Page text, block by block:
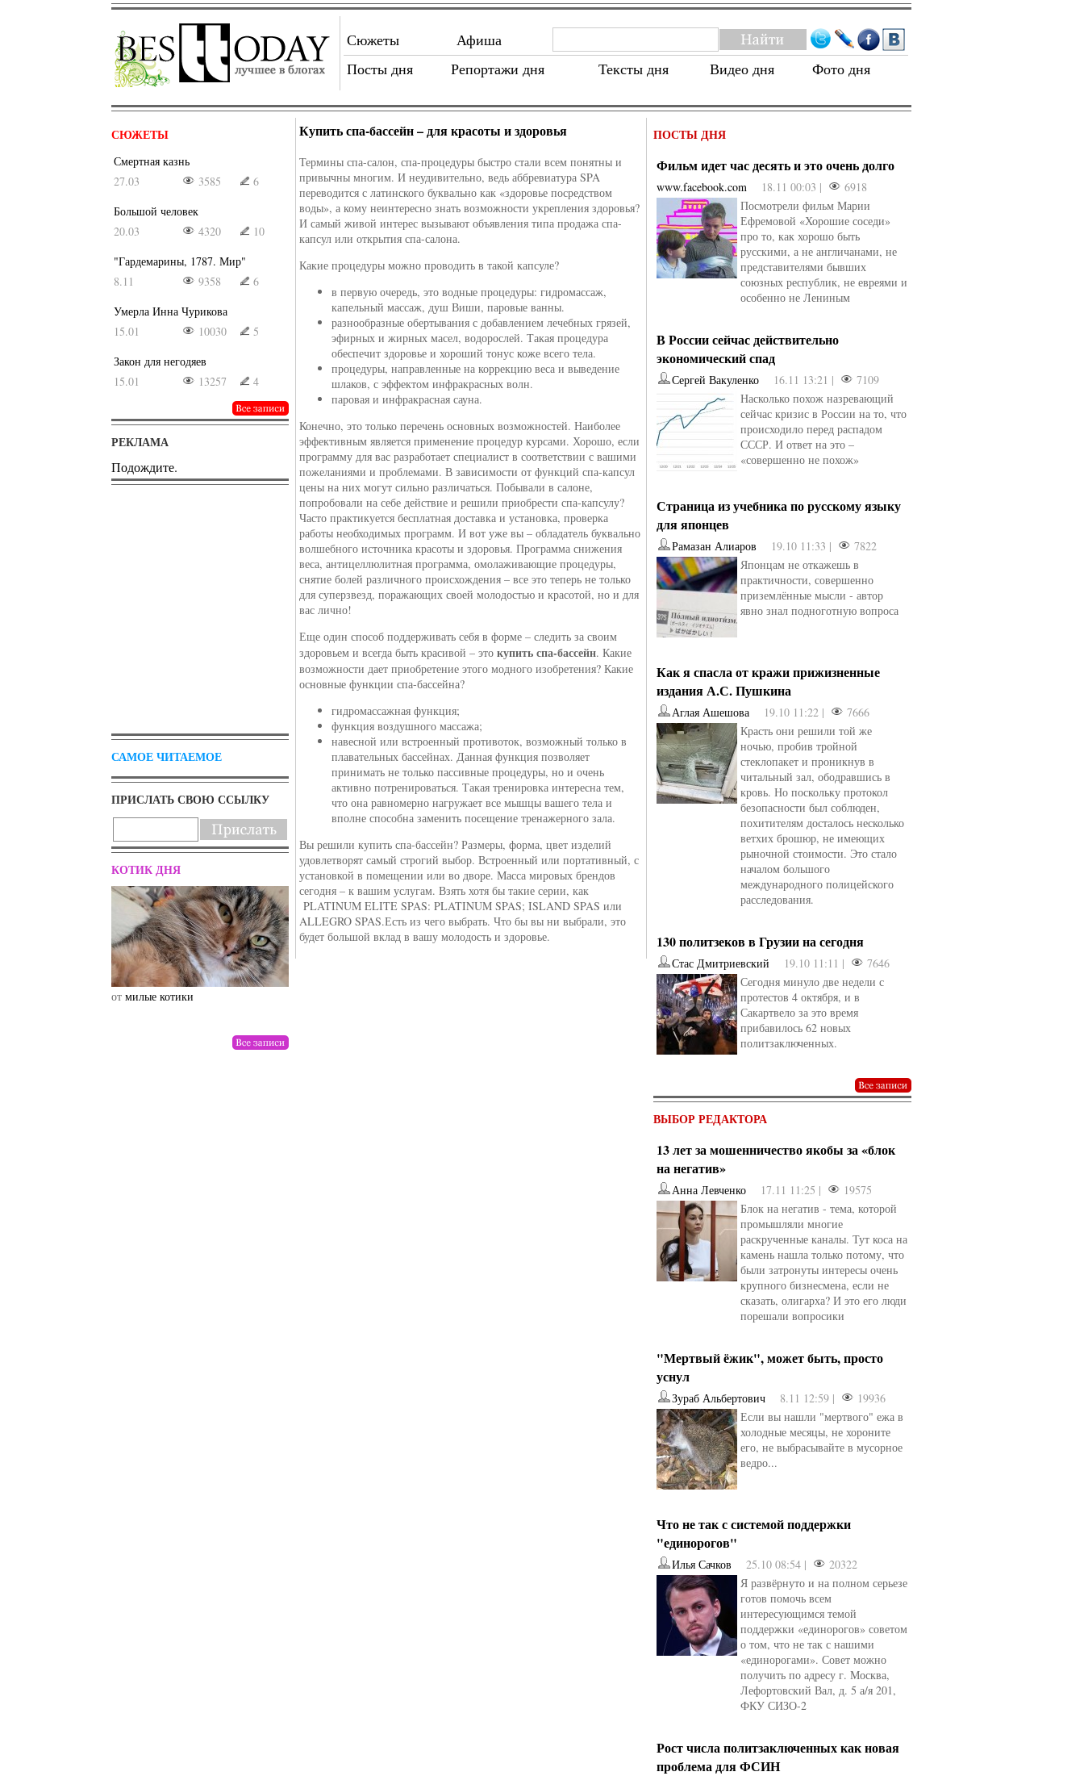
Сюжеты
Афиша
Посты дня
Репортажи дня Тексты дня Видео дня Фото дня
СЮЖЕТЫ
Смертная казнь
27.03
3585
6
Большой человек
20.03
4320
10
"Гардемарины, 1787. Мир"
8.11
9358
6
Умерла Инна Чурикова
15.01
10030
5
Закон для негодяев
15.01
13257 4
РЕКЛАМА
Подождите.
САМОЕ ЧИТАЕМОЕ
ПРИСЛАТЬ СВОЮ ССЫЛКУ
КОТИК ДНЯ
отмилые котики от Ирина Иновели от kotyaravesel
Купить спа-бассейн – для красоты и здоровья
Термины спа-салон, спа-процедуры быстро стали всем понятны и
привычны многим. И неудивительно, ведь аббревиатура SPA
переводится с латинского буквально как «здоровье посредством
воды», а кому неинтересно знать возможности укрепления здоровья?
И самый живой интерес вызывают объявления типа продажа спа-
капсул или открытия спа-салона.
Какие процедуры можно проводить в такой капсуле?
в первую очередь, это водные процедуры: гидромассаж,
капельный массаж, душ Виши, паровые ванны.
разнообразные обертывания с добавлением лечебных грязей,
эфирных и жирных масел, водорослей. Такая процедура
обеспечит здоровье и хороший тонус коже всего тела.
процедуры, направленные на коррекцию веса и выведение
шлаков, с эффектом инфракрасных волн.
паровая и инфракрасная сауна.
Конечно, это только перечень основных возможностей. Наиболее
эффективным является применение процедур курсами. Хорошо, если
программу для вас разработает специалист в соответствии с вашими
пожеланиями и проблемами. В зависимости от функций спа-капсул
цены на них могут сильно различаться. Побывали в салоне,
попробовали на себе действие и решили приобрести спа-капсулу?
Часто практикуется бесплатная доставка и установка, проверка
работы необходимых программ. И вот уже вы – обладатель буквально
волшебного источника красоты и здоровья. Программа снижения
веса, антицеллюлитная программа, омолаживающие процедуры,
снятие болей различного происхождения – все это теперь не только
для суперзвезд, поражающих своей молодостью и красотой, но и для
вас лично!
Еще один способ поддерживать себя в форме – следить за своим
здоровьем и всегда быть красивой – этокупить спа-бассейн. Какие
возможности дает приобретение этого модного изобретения? Какие
основные функции спа-бассейна?
гидромассажная функция;
функция воздушного массажа;
навесной или встроенный противоток, возможный только в
плавательных бассейнах. Данная функция позволяет
принимать не только пассивные процедуры, но и очень
активно потренироваться. Такая тренировка интересна тем,
что она равномерно нагружает все мышцы вашего тела и
вполне способна заменить посещение тренажерного зала.
Вы решили купить спа-бассейн? Размеры, форма, цвет изделий
удовлетворят самый строгий выбор. Встроенный или портативный, с
установкой в помещении или во дворе. Масса мировых брендов
сегодня – к вашим услугам. Взять хотя бы такие серии, как
PLATINUM ELITE SPAS: PLATINUM SPAS; ISLAND SPAS или
ALLEGRO SPAS.Есть из чего выбрать. Что бы вы ни выбрали, это
будет большой вклад в вашу молодость и здоровье.
ПОСТЫ ДНЯ
Фильм идет час десять и это очень долго
www.facebook.com 18.11 00:03 |
6918
Посмотрели фильм Марии
Ефремовой «Хорошие соседи»
про то, как хорошо быть
русскими, а не англичанами, не
представителями бывших
союзных республик, не евреями и
особенно не Лениным
В России сейчас действительно
экономический спад
Сергей Вакуленко 16.11 13:21 |
7109
Насколько похож назревающий
сейчас кризис в России на то, что
происходило перед распадом
СССР. И ответ на это –
«совершенно не похож»
Страница из учебника по русскому языку
для японцев
Рамазан Алиаров 19.10 11:33 |
7822
Японцам не откажешь в
практичности, совершенно
приземлённые мысли - автор
явно знал подноготную вопроса
Как я спасла от кражи прижизненные
издания А.С. Пушкина
Аглая Ашешова 19.10 11:22 |
7666
Красть они решили той же
ночью, пробив тройной
стеклопакет и проникнув в
читальный зал, ободравшись в
кровь. Но поскольку протокол
безопасности был соблюден,
похитителям досталось несколько
ветхих брошюр, не имеющих
рыночной стоимости. Это стало
началом большого
международного полицейского
расследования.
130 политзеков в Грузии на сегодня
Стас Дмитриевский 19.10 11:11 |
7646
Сегодня минуло две недели с
протестов 4 октября, и в
Сакартвело за это время
прибавилось 62 новых
политзаключенных.
ВЫБОР РЕДАКТОРА
13 лет за мошенничество якобы за «блок
на негатив»
Анна Левченко 17.11 11:25 |
19575
Блок на негатив - тема, которой
промышляли многие
раскрученные каналы. Тут коса на
камень нашла только потому, что
были затронуты интересы очень
крупного бизнесмена, если не
сказать, олигарха? И это его люди
порешали вопросики
"Мертвый ёжик", может быть, просто
уснул
Зураб Альбертович 8.11 12:59 |
19936
Если вы нашли "мертвого" ежа в
холодные месяцы, не хороните
его, не выбрасывайте в мусорное
ведро...
Что не так с системой поддержки
"единорогов"
Илья Сачков 25.10 08:54 |
20322
Я развёрнуто и на полном серьезе
готов помочь всем
интересующимся темой
поддержки «единорогов» советом
о том, что не так с нашими
«единорогами». Совет можно
получить по адресу г. Москва,
Лефортовский Вал, д. 5 а/я 201,
ФКУ СИЗО-2
Рост числа политзаключенных как новая
проблема для ФСИН